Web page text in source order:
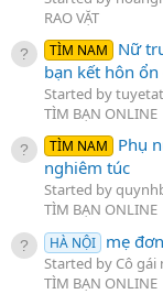
RAO VẶT
TÌM NAM
Nữ
bạn kết hôn
Started by tuyetat
TÌM BẠN ONLINE
TÌM NAM
Phụ
nghiêm túc
Started by
TÌM BẠN ONLINE
HÀ NỘI mẹ
Started by Cô gái
TÌM BẠN ONLINE